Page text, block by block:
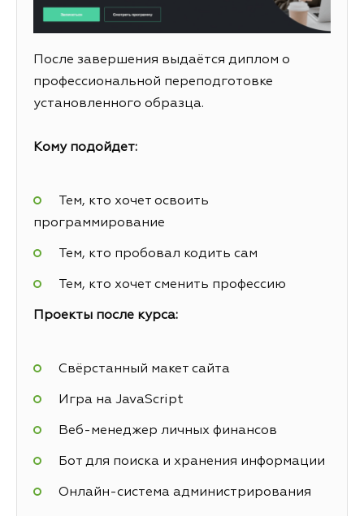
После завершения выдаётся диплом о
профессиональной переподготовке
установленного образца.
Кому подойдет:
Тем, кто хочет освоить
программирование
Тем, кто пробовал кодить сам
Тем, кто хочет сменить профессию
Проекты после курса:
Свёрстанный макет сайта
Игра на JavaScript
Веб-менеджер личных финансов
Бот для поиска и хранения информации
Онлайн-система администрирования